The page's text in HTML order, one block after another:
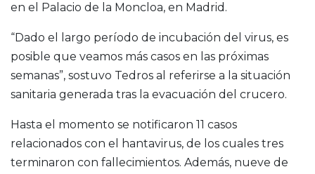
en el Palacio de la Moncloa, en Madrid.
“Dado el largo período de incubación del virus, es
posible que veamos más casos en las próximas
semanas”, sostuvo Tedros al referirse a la situación
sanitaria generada tras la evacuación del crucero.
Hasta el momento se notificaron 11 casos
relacionados con el hantavirus, de los cuales tres
terminaron con fallecimientos. Además, nueve de